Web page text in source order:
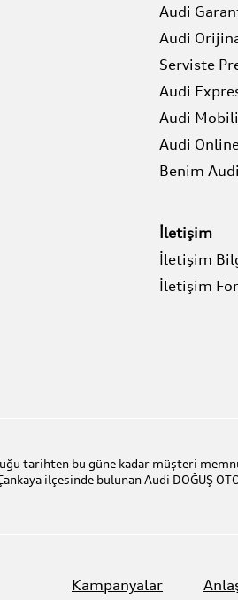
Audi
Audi
Serviste
Audi
Audi
Audi
Benim
İletişim
İletişim
İletişim
tarihten bu güne kadar müşteri
ilçesinde bulunan Audi DOĞUŞ
Kampanyalar